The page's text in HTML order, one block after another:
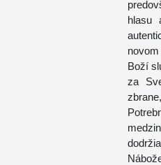
hlasu
Boží
za